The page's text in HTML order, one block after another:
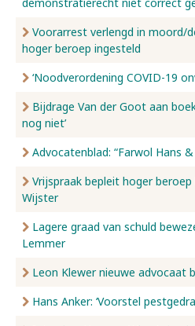
Voorarrest verlengd in moord/
hoger beroep ingesteld
‘Noodverordening COVID-19
Bijdrage Van der Goot aan
nog niet’
Advocatenblad: “Farwol Hans &
Vrijspraak bepleit hoger
Wijster
Lagere graad van schuld
Lemmer
Leon Klewer nieuwe advocaat
Hans Anker: ‘Voorstel